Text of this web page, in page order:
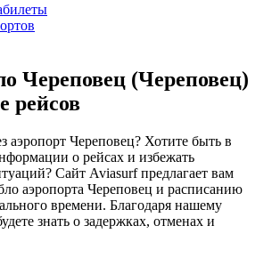
Череповец (Череповец)
рейсов
аэропорт Череповец? Хотите быть в
о рейсах и избежать
Сайт Aviasurf предлагает вам
аэропорта Череповец и расписанию
времени. Благодаря нашему
знать о задержках, отменах и